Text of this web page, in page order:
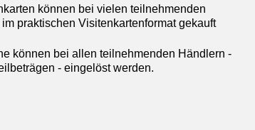
können bei vielen teilnehmenden
praktischen Visitenkartenformat gekauft
können bei allen teilnehmenden Händlern -
- eingelöst werden.